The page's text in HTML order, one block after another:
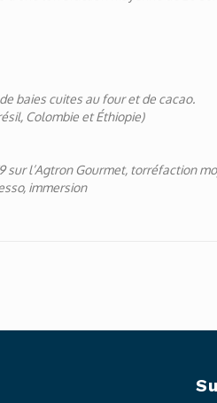
baies cuites au four et de cacao.
Colombie et Éthiopie)
sur l’Agtron Gourmet, torréfaction
immersion